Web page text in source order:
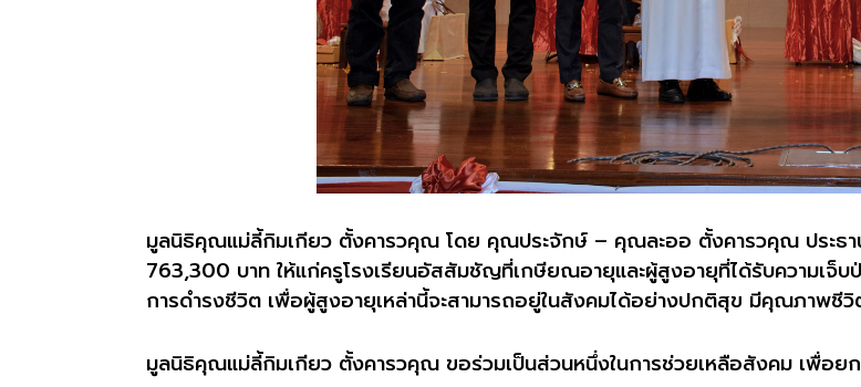
มูลนิธิคุณแม่ลี้กิมเกียว ตั้งคารวคุณ โดย คุณประจักษ์ – คุณละออ ตั้งคารวคุณ ประธา
763,300 บาท ให้แก่ครูโรงเรียนอัสสัมชัญที่เกษียณอายุและผู้สูงอายุที่ได้รับความเจ็บ
การดำรงชีวิต เพื่อผู้สูงอายุเหล่านี้จะสามารถอยู่ในสังคมได้อย่างปกติสุข มีคุณภาพชี
มูลนิธิคุณแม่ลี้กิมเกียว ตั้งคารวคุณ ขอร่วมเป็นส่วนหนึ่งในการช่วยเหลือสังคม เพื่อ